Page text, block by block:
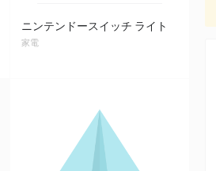
ニンテンドースイッチ ライト
家電